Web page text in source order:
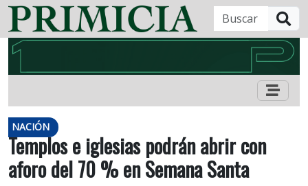
NACIÓN
Templos e iglesias podrán abrir con
aforo del 70 % en Semana Santa